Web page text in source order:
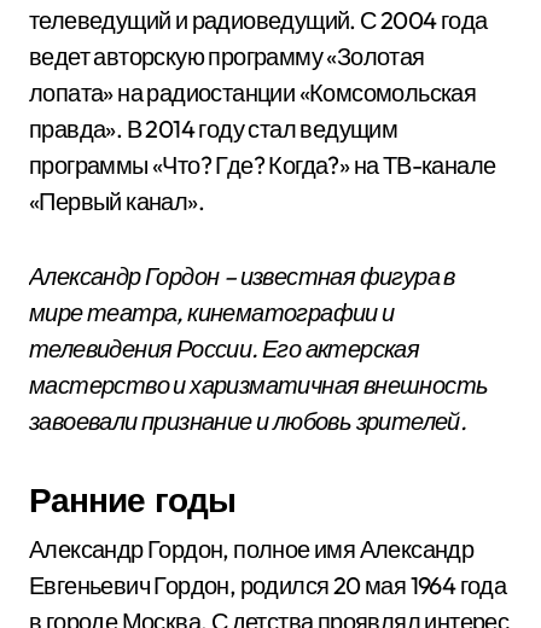
телеведущий и радиоведущий. С 2004 года
ведет авторскую программу «Золотая
лопата» на радиостанции «Комсомольская
правда». В 2014 году стал ведущим
программы «Что? Где? Когда?» на ТВ-канале
«Первый канал».
Александр Гордон – известная фигура в
мире театра, кинематографии и
телевидения России. Его актерская
мастерство и харизматичная внешность
завоевали признание и любовь зрителей.
Ранние годы
Александр Гордон, полное имя Александр
Евгеньевич Гордон, родился 20 мая 1964 года
в городе Москва. С детства проявлял интерес